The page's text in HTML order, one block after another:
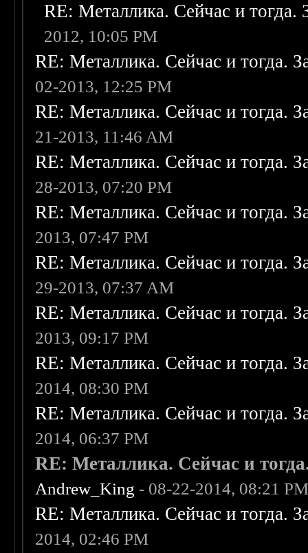
RE: Металлика. Сейчас и
2012, 10:05 PM
RE: Металлика. Сейчас и тогда.
02-2013, 12:25 PM
RE: Металлика. Сейчас и тогда.
21-2013, 11:46 AM
RE: Металлика. Сейчас и тогда.
28-2013, 07:20 PM
RE: Металлика. Сейчас и тогда.
2013, 07:47 PM
RE: Металлика. Сейчас и тогда.
29-2013, 07:37 AM
RE: Металлика. Сейчас и тогда.
2013, 09:17 PM
RE: Металлика. Сейчас и тогда.
2014, 08:30 PM
RE: Металлика. Сейчас и тогда.
2014, 06:37 PM
RE: Металлика. Сейчас и
Andrew_King - 08-22-2014, 08:21
RE: Металлика. Сейчас и тогда.
2014, 02:46 PM